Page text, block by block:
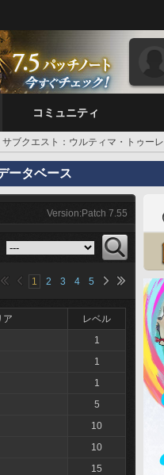
コミュニティ
サブクエスト：ウルティマ・トゥーレ
ータベース
Version:Patch 7.55
1 2 3 4 5
ア
レベル
1
1
1
5
10
10
15